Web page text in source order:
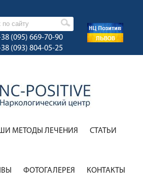
(095) 669-70-90
(093) 804-05-25
МЕТОДЫ ЛЕЧЕНИЯ CТАТЬИ
ФОТОГАЛЕРЕЯ КОНТАКТЫ